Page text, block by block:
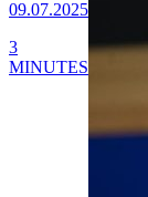
09.07.2025
3
MINUTES